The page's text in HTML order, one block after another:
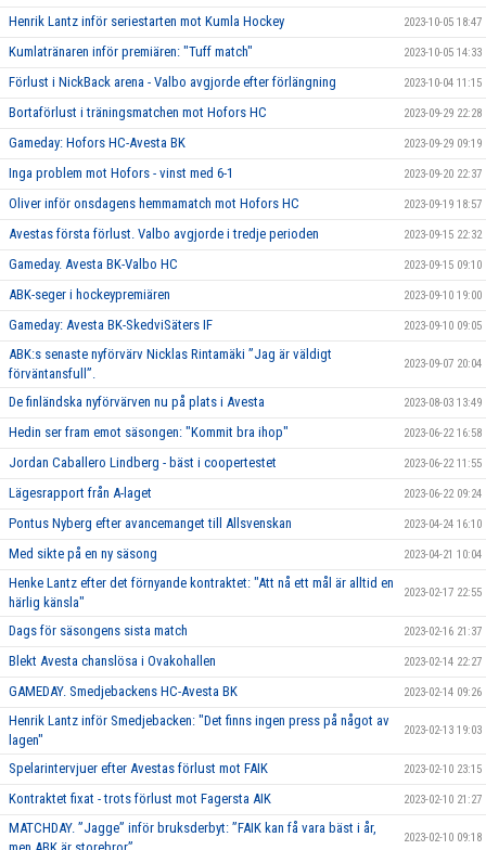
Henrik Lantz inför seriestarten mot Kumla Hockey 2023-10-05 18:47
Kumlatränaren inför premiären: "Tuff match" 2023-10-05 14:33
Förlust i NickBack arena - Valbo avgjorde efter förlängning 2023-10-04 11:15
Bortaförlust i träningsmatchen mot Hofors HC 2023-09-29 22:28
Gameday: Hofors HC-Avesta BK 2023-09-29 09:19
Inga problem mot Hofors - vinst med 6-1 2023-09-20 22:37
Oliver inför onsdagens hemmamatch mot Hofors HC 2023-09-19 18:57
Avestas första förlust. Valbo avgjorde i tredje perioden 2023-09-15 22:32
Gameday. Avesta BK-Valbo HC 2023-09-15 09:10
ABK-seger i hockeypremiären 2023-09-10 19:00
Gameday: Avesta BK-SkedviSäters IF 2023-09-10 09:05
ABK:s senaste nyförvärv Nicklas Rintamäki ”Jag är väldigt
förväntansfull”.
2023-09-07 20:04
De finländska nyförvärven nu på plats i Avesta 2023-08-03 13:49
Hedin ser fram emot säsongen: "Kommit bra ihop" 2023-06-22 16:58
Jordan Caballero Lindberg - bäst i coopertestet 2023-06-22 11:55
Lägesrapport från A-laget 2023-06-22 09:24
Pontus Nyberg efter avancemanget till Allsvenskan 2023-04-24 16:10
Med sikte på en ny säsong 2023-04-21 10:04
Henke Lantz efter det förnyande kontraktet: "Att nå ett mål är alltid en
härlig känsla"
2023-02-17 22:55
Dags för säsongens sista match 2023-02-16 21:37
Blekt Avesta chanslösa i Ovakohallen 2023-02-14 22:27
GAMEDAY. Smedjebackens HC-Avesta BK 2023-02-14 09:26
Henrik Lantz inför Smedjebacken: "Det finns ingen press på något av
lagen"
2023-02-13 19:03
Spelarintervjuer efter Avestas förlust mot FAIK 2023-02-10 23:15
Kontraktet fixat - trots förlust mot Fagersta AIK 2023-02-10 21:27
MATCHDAY. ”Jagge” inför bruksderbyt: ”FAIK kan få vara bäst i år,
2023-02-10 09:18